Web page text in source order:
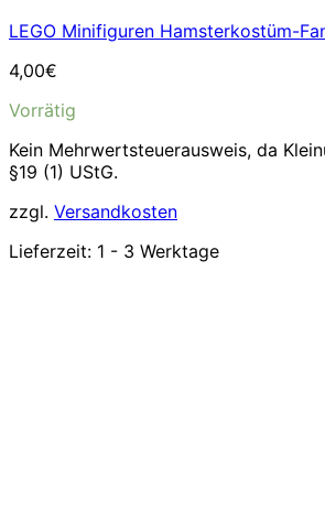
LEGO Minifiguren Hamsterkostüm-
4,00€
Vorrätig
Kein Mehrwertsteuerausweis, da
§19 (1) UStG.
zzgl. Versandkosten
Lieferzeit: 1 - 3 Werktage